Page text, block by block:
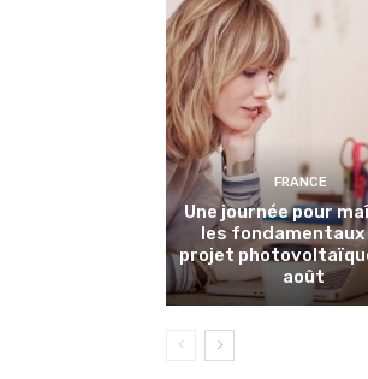
FRANCE
Une journée pour
les fondamentaux
projet
août